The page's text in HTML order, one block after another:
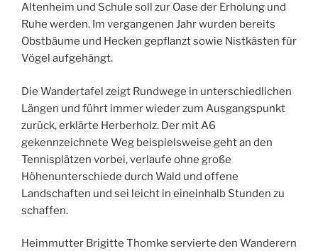
Altenheim und Schule soll zur Oase der Erholung und
Ruhe werden. Im vergangenen Jahr wurden bereits
Obstbäume und Hecken gepflanzt sowie Nistkästen für
Vögel aufgehängt.
Die Wandertafel zeigt Rundwege in unterschiedlichen
Längen und führt immer wieder zum Ausgangspunkt
zurück, erklärte Herberholz. Der mit A6
gekennzeichnete Weg beispielsweise geht an den
Tennisplätzen vorbei, verlaufe ohne große
Höhenunterschiede durch Wald und offene
Landschaften und sei leicht in eineinhalb Stunden zu
schaffen.
Heimmutter Brigitte Thomke servierte den Wanderern